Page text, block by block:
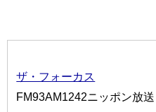
ザ・フォーカス
FM93AM1242ニッポン